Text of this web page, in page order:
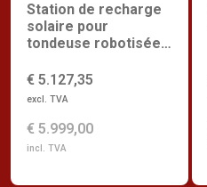
Station de recharge
solaire pour
tondeuse robotisée
€ 5.127,35
excl. TVA
€ 5.999,00
incl. TVA